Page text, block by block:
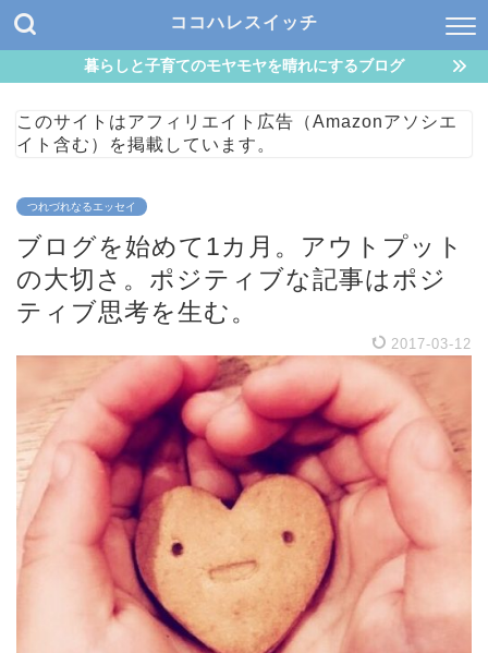
ココハレスイッチ
暮らしと子育てのモヤモヤを晴れにするブログ
このサイトはアフィリエイト広告（Amazonアソシエ
イト含む）を掲載しています。
つれづれなるエッセイ
ブログを始めて1カ月。アウトプット
の大切さ。ポジティブな記事はポジ
ティブ思考を生む。
2017-03-12